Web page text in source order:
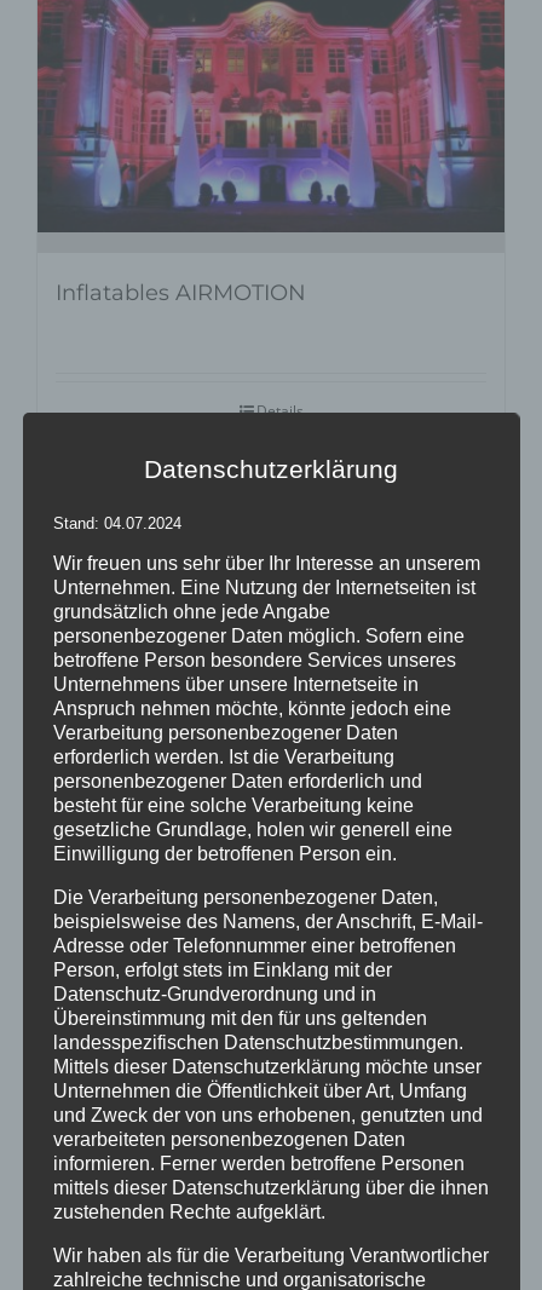
Inflatables AIRMOTION
Details
Inflatables AIRCONE
Details
zur Wunschliste
Datenschutzerklärung
Stand: 04.07.2024
Wir freuen uns sehr über Ihr Interesse an unserem
Unternehmen. Eine Nutzung der Internetseiten ist
grundsätzlich ohne jede Angabe
personenbezogener Daten möglich. Sofern eine
betroffene Person besondere Services unseres
Unternehmens über unsere Internetseite in
Anspruch nehmen möchte, könnte jedoch eine
Verarbeitung personenbezogener Daten
erforderlich werden. Ist die Verarbeitung
personenbezogener Daten erforderlich und
besteht für eine solche Verarbeitung keine
gesetzliche Grundlage, holen wir generell eine
Einwilligung der betroffenen Person ein.
Die Verarbeitung personenbezogener Daten,
beispielsweise des Namens, der Anschrift, E-Mail-
Adresse oder Telefonnummer einer betroffenen
Person, erfolgt stets im Einklang mit der
Datenschutz-Grundverordnung und in
Übereinstimmung mit den für uns geltenden
landesspezifischen Datenschutzbestimmungen.
Mittels dieser Datenschutzerklärung möchte unser
Unternehmen die Öffentlichkeit über Art, Umfang
und Zweck der von uns erhobenen, genutzten und
verarbeiteten personenbezogenen Daten
informieren. Ferner werden betroffene Personen
mittels dieser Datenschutzerklärung über die ihnen
zustehenden Rechte aufgeklärt.
Wir haben als für die Verarbeitung Verantwortlicher
zahlreiche technische und organisatorische